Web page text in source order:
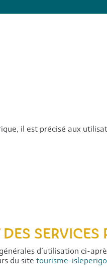
il est précisé aux
SERVICES
d’utilisation ci-
du site tourisme-